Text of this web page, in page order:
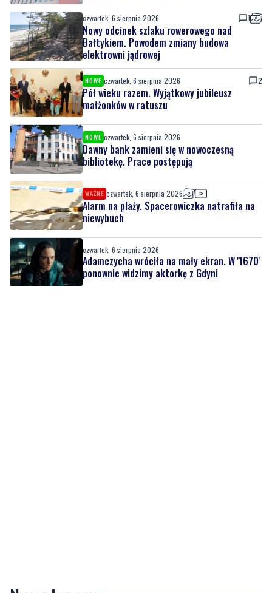
czwartek, 6 sierpnia 2026 1
Nowy odcinek szlaku rowerowego nad
Bałtykiem. Powodem zmiany budowa
elektrowni jądrowej
NOWE czwartek, 6 sierpnia 2026 2
Pół wieku razem. Wyjątkowy jubileusz
małżonków w ratuszu
NOWE czwartek, 6 sierpnia 2026
Dawny bank zamieni się w nowoczesną
bibliotekę. Prace postępują
WAŻNE czwartek, 6 sierpnia 2026
Alarm na plaży. Spacerowiczka natrafiła na
niewybuch
czwartek, 6 sierpnia 2026
Adamczycha wróciła na mały ekran. W '1670'
ponownie widzimy aktorkę z Gdyni